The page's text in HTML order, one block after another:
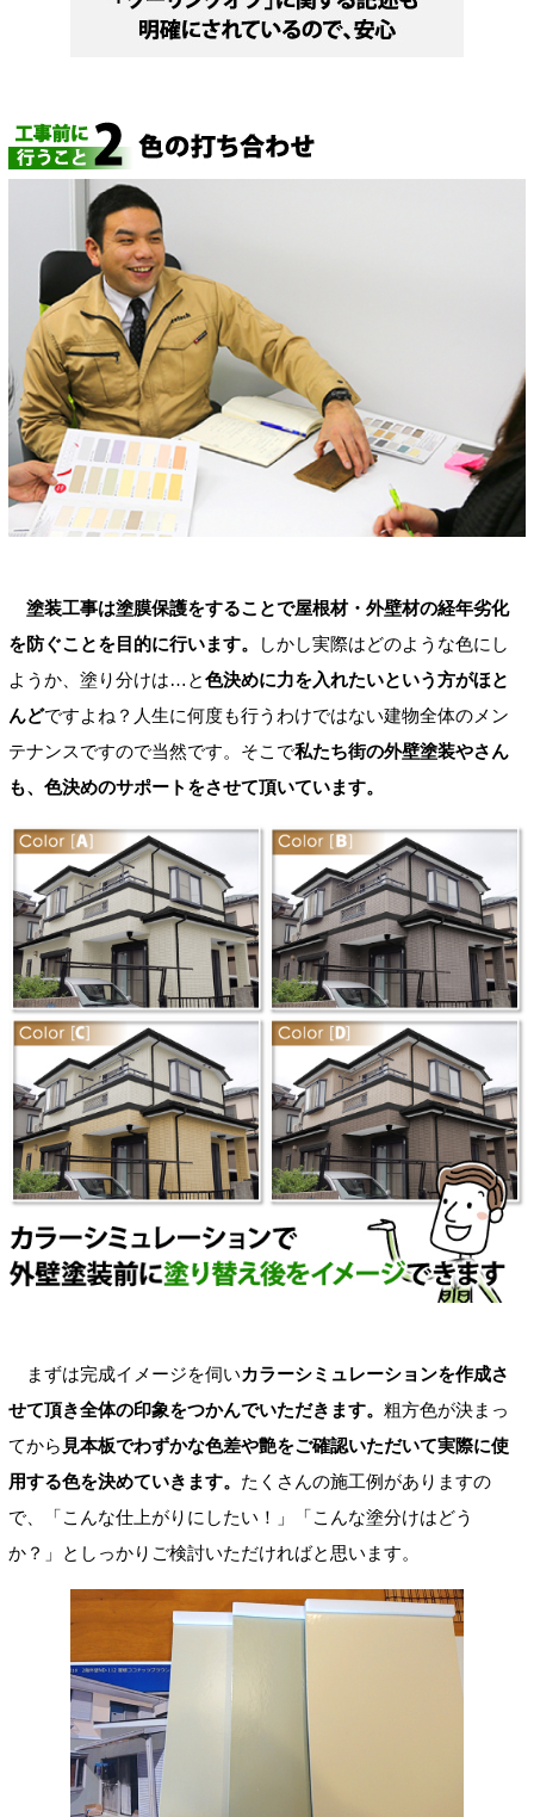
塗装工事は塗膜保護をすることで屋根材・外壁材の経年劣化
を防ぐことを目的に行います。
しかし実際はどのような色にし
ようか、塗り分けは…と色決めに力を入れたいという方がほと
んどですよね？人生に何度も行うわけではない建物全体のメン
テナンスですので当然です。そこで私たち街の外壁塗装やさん
も、色決めのサポートをさせて頂いています。
まずは完成イメージを伺いカラーシミュレーションを作成さ
せて頂き全体の印象をつかんでいただきます。 粗方色が決まっ
てから 見本板でわずかな色差や艶をご確認いただいて実際に使
用する色を決めていきます。 たくさんの施工例がありますの
で、「こんな仕上がりにしたい！」「こんな塗分けはどう
か？」としっかりご検討いただければと思います。